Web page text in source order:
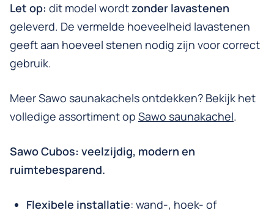
Let op: dit model wordtzonder lavastenen
geleverd. De vermelde hoeveelheid lavastenen
geeft aan hoeveel stenen nodig zijn voor correct
gebruik.
Meer Sawo saunakachels ontdekken? Bekijk het
volledige assortiment op Sawo saunakachel.
Sawo Cubos: veelzijdig, modern en
ruimtebesparend.
Flexibele installatie: wand-, hoek- of